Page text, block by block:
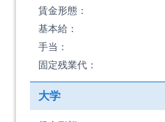
賃金形態：
基本給：
手当：
固定残業代：
大学